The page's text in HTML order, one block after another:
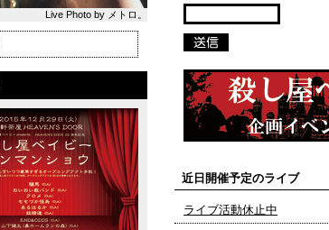
Live Photo by メトロ。
近日開催予定のライブ
ライブ活動休止中